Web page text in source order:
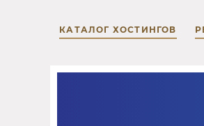
КАТАЛОГ ХОСТИНГОВ